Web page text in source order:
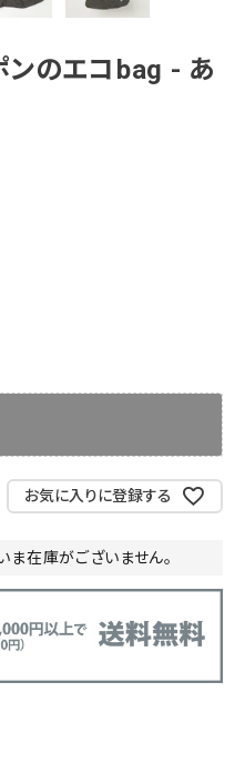
その他
んで検索
ンのエコbag - あ
お気に入りに登録する
ま在庫がございません。